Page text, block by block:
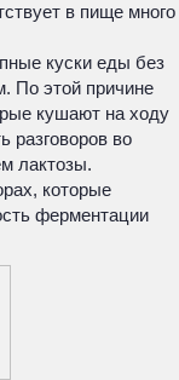
в пище много
куски еды без
По этой причине
кушают на ходу
разговоров во
лактозы.
которые
ферментации